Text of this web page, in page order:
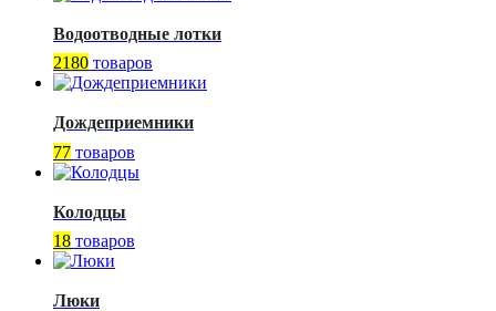
Водоотводные лотки
2180 товаров
Дождеприемники
77 товаров
Колодцы
18 товаров
Люки